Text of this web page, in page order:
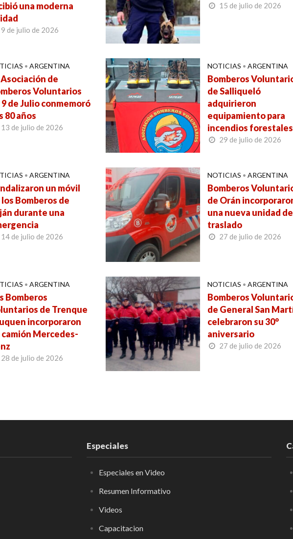
una moderna
9 de julio de 2026
15 de julio de 2026
• ARGENTINA
Asociación de
Voluntarios
9 de Julio conmemoró
80 años
13 de julio de 2026
NOTICIAS • ARGENTINA
Bomberos
de Salliqueló
adquirieron
equipamiento para
incendios forestales
29 de julio de 2026
• ARGENTINA
un móvil
los Bomberos de
durante una
14 de julio de 2026
NOTICIAS • ARGENTINA
Bomberos
de Orán
una nueva unidad de
traslado
27 de julio de 2026
• ARGENTINA
Bomberos
de Trenque
incorporaron
camión Mercedes-
28 de julio de 2026
NOTICIAS • ARGENTINA
Bomberos
de General San
celebraron su 30°
aniversario
27 de julio de 2026
Especiales
Especiales en Video
Resumen Informativo
Videos
Capacitacion